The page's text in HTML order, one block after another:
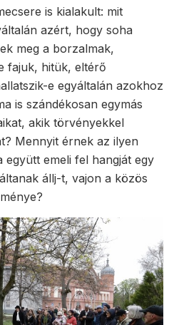
is kialakult: mit
azért, hogy soha
meg a borzalmak,
fajuk, hitük, eltérő
e egyáltalán azokhoz
is szándékosan egymás
akik törvényekkel
Mennyit érnek az ilyen
együtt emeli fel hangját egy
állj-t, vajon a közös